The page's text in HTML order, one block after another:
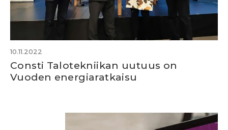
10.11.2022
Consti Talotekniikan uutuus on
Vuoden energiaratkaisu